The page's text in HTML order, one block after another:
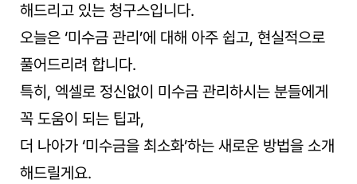
해드리고 있는 청구스입니다.
오늘은 ‘미수금 관리’에 대해 아주 쉽고, 현실적으로
풀어드리려 합니다.
특히, 엑셀로 정신없이 미수금 관리하시는 분들에게
꼭 도움이 되는 팁과,
더 나아가 ‘미수금을 최소화’하는 새로운 방법을 소개
해드릴게요.